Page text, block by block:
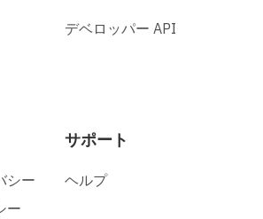
デベロッパー API
シー
ー
サポート
ヘルプ